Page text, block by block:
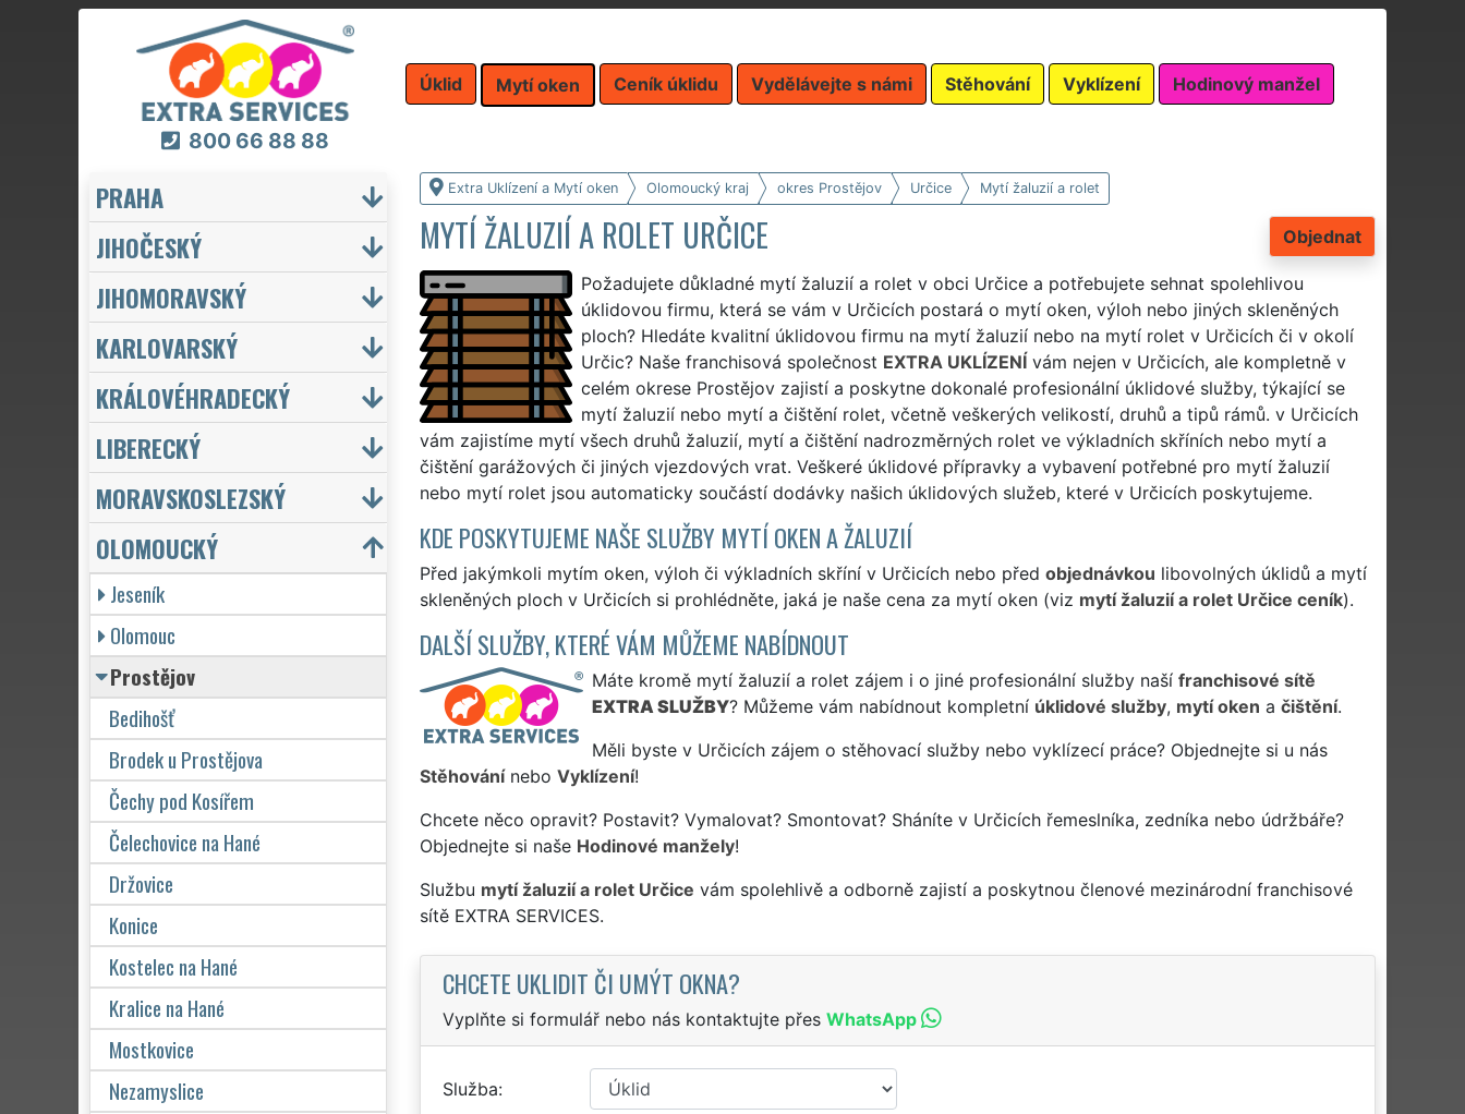
800 66 88 88
Úklid Mytí oken Ceník úklidu Vydělávejte s námi Stěhování Vyklízení Hodinový manžel
Extra Uklízení a Mytí oken Olomoucký kraj okres Prostějov Určice Mytí žaluzií a rolet
Objednat
MYTÍ ŽALUZIÍ A ROLET URČICE
Požadujete důkladné mytí žaluzií a rolet v obci Určice a potřebujete sehnat spolehlivou
úklidovou firmu, která se vám v Určicích postará o mytí oken, výloh nebo jiných skleněných
ploch? Hledáte kvalitní úklidovou firmu na mytí žaluzií nebo na mytí rolet v Určicích či v okolí
Určic? Naše franchisová společnost EXTRA UKLÍZENÍvám nejen v Určicích, ale kompletně v
celém okrese Prostějov zajistí a poskytne dokonalé profesionální úklidové služby, týkající se
mytí žaluzií nebo mytí a čištění rolet, včetně veškerých velikostí, druhů a tipů rámů. v Určicích
vám zajistíme mytí všech druhů žaluzií, mytí a čištění nadrozměrných rolet ve výkladních skříních nebo mytí a
čištění garážových či jiných vjezdových vrat. Veškeré úklidové přípravky a vybavení potřebné pro mytí žaluzií
nebo mytí rolet jsou automaticky součástí dodávky našich úklidových služeb, které v Určicích poskytujeme.
KDE POSKYTUJEME NAŠE SLUŽBY MYTÍ OKEN A ŽALUZIÍ
Před jakýmkoli mytím oken, výloh či výkladních skříní v Určicích nebo před objednávkou libovolných úklidů a mytí
skleněných ploch v Určicích si prohlédněte, jaká je naše cena za mytí oken (viz mytí žaluzií a rolet Určice ceník).
DALŠÍ SLUŽBY, KTERÉ VÁM MŮŽEME NABÍDNOUT
Máte kromě mytí žaluzií a rolet zájem i o jiné profesionální služby naší franchisové sítě
EXTRA SLUŽBY? Můžeme vám nabídnout kompletní úklidové služby, mytí oken a čištění.
Měli byste v Určicích zájem o stěhovací služby nebo vyklízecí práce? Objednejte si u nás
Stěhovánínebo Vyklízení!
Chcete něco opravit? Postavit? Vymalovat? Smontovat? Sháníte v Určicích řemeslníka, zedníka nebo údržbáře?
Objednejte si naše Hodinové manžely!
Službu mytí žaluzií a rolet Určice vám spolehlivě a odborně zajistí a poskytnou členové mezinárodní franchisové
sítě EXTRA SERVICES.
CHCETE UKLIDIT ČI UMÝT OKNA?
Vyplňte si formulář nebo nás kontaktujte přes WhatsApp
Služba
PRAHA
JIHOČESKÝ
JIHOMORAVSKÝ
KARLOVARSKÝ
KRÁLOVÉHRADECKÝ
LIBERECKÝ
MORAVSKOSLEZSKÝ
OLOMOUCKÝ
Jeseník
Olomouc
Prostějov
Bedihošť
Brodek u Prostějova
Čechy pod Kosířem
Čelechovice na Hané
Držovice
Konice
Kostelec na Hané
Kralice na Hané
Mostkovice
Nezamyslice